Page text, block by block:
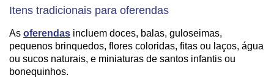
Itens tradicionais para oferendas
As oferendas incluem doces, balas, guloseimas,
pequenos brinquedos, flores coloridas, fitas ou laços, água
ou sucos naturais, e miniaturas de santos infantis ou
bonequinhos.